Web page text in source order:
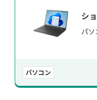
シ
パ
パソコン